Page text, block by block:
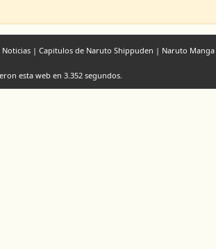
Noticias | Capitulos de Naruto Shippuden | Naruto Manga
esta web en 3.352 segundos.